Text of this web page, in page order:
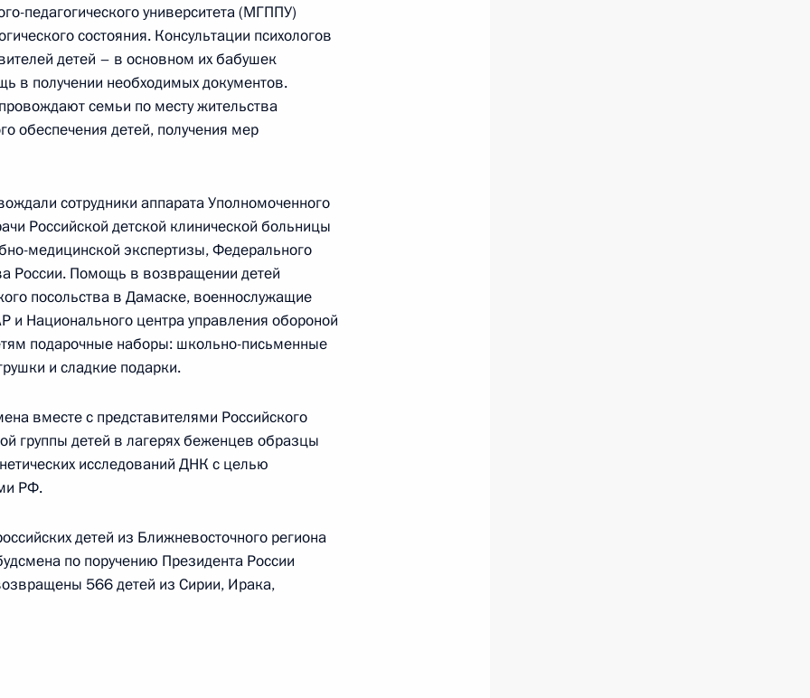
Фонда пенсионного
Федерации за 2023 год
Президенте по правам
20 российских детей
выплате отдельным
службу по контракту
о дополнительных мерах
и сотрудников
заказе на оказание
педагогического университета (МГППУ)
состояния. Консультации психологов
детей – в основном их бабушек
в получении необходимых документов.
семьи по месту жительства
обеспечения детей, получения мер
сотрудники аппарата Уполномоченного
Российской детской клинической больницы
медицинской экспертизы, Федерального
России. Помощь в возвращении детей
посольства в Дамаске, военнослужащие
Национального центра управления обороной
подарочные наборы: школьно-письменные
и сладкие подарки.
вместе с представителями Российского
группы детей в лагерях беженцев образцы
исследований ДНК с целью
РФ.
детей из Ближневосточного региона
по поручению Президента России
566 детей из Сирии, Ирака,